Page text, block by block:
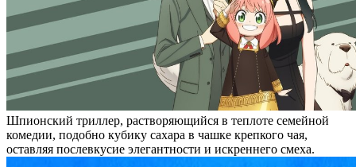
Шпионский триллер, растворяющийся в теплоте семейной
комедии, подобно кубику сахара в чашке крепкого чая,
оставляя послевкусие элегантности и искреннего смеха.